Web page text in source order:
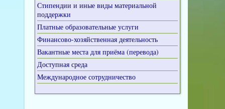
Стипендии и иные виды материальной
поддержки
Платные образовательные услуги
Финансово-хозяйственная деятельность
Вакантные места для приёма (перевода)
Доступная среда
Международное сотрудничество